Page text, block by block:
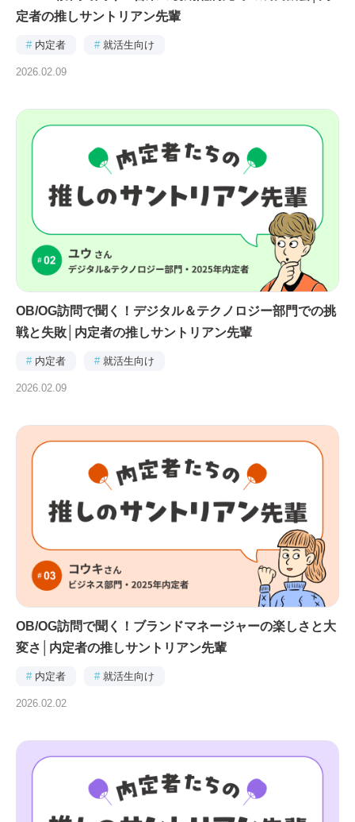
定者の推しサントリアン先輩
# 内定者 # 就活生向け
2026.02.09
OB/OG訪問で聞く！デジタル＆テクノロジー部門での挑
戦と失敗│内定者の推しサントリアン先輩
# 内定者 # 就活生向け
2026.02.09
OB/OG訪問で聞く！ブランドマネージャーの楽しさと大
変さ│内定者の推しサントリアン先輩
# 内定者 # 就活生向け
2026.02.02